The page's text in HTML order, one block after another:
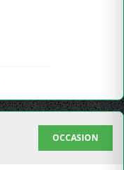
OCCASION